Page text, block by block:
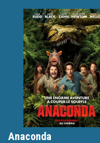
vignette interactive
Anaconda